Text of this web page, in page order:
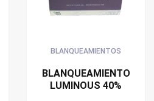
BLANQUEAMIENTOS
BLANQUEAMIENTO
LUMINOUS 40%